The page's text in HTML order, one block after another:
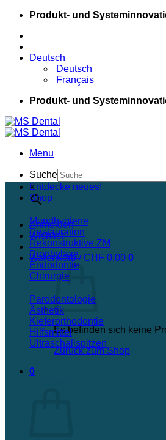
Skip
content
Produkt- und
Deutsch
Deutsch
Français
Produkt- und
Menu
Suche
×
Anmelden
Wishlist
Warenkorb / CHF 0.00 0
Es befinden sich keine
Zurück zum Shop
0
Entdecke neues!
Shop
Mundhygiene
Restauration
Rekonstruktive ZM
Prophylaxe
Endodontie
Chirurgie
Parodontologie
Ästhetik
Kieferorthodontie
Hilfsmittel
Ultraschallspitzen